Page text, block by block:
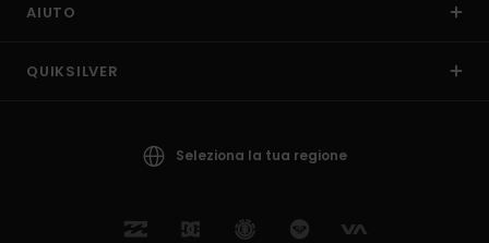
AIUTO
QUIKSILVER
Seleziona la tua regione